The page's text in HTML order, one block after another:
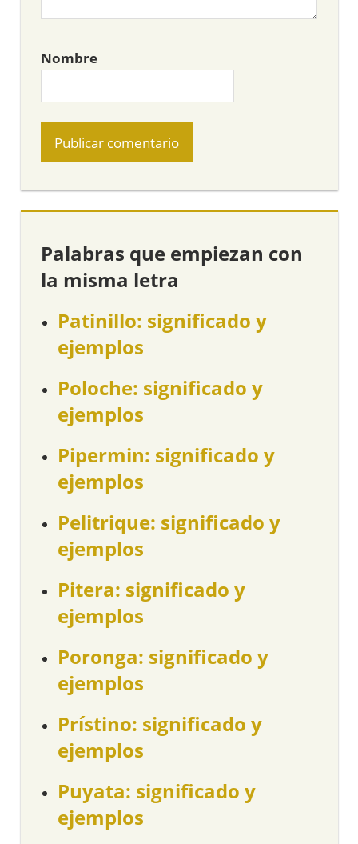
Nombre
Palabras que empiezan con
la misma letra
Patinillo: significado y
ejemplos
Poloche: significado y
ejemplos
Pipermin: significado y
ejemplos
Pelitrique: significado y
ejemplos
Pitera: significado y
ejemplos
Poronga: significado y
ejemplos
Prístino: significado y
ejemplos
Puyata: significado y
ejemplos